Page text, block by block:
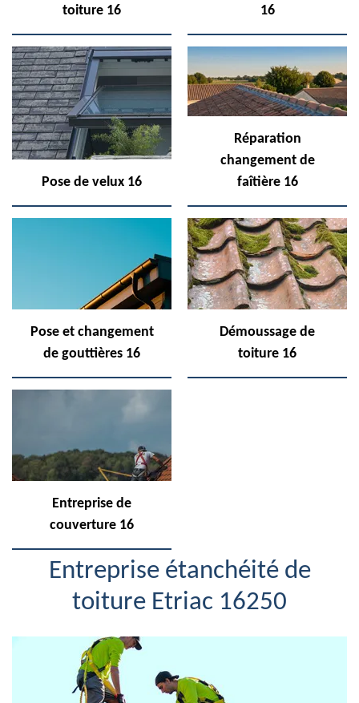
toiture 16
16
Pose de velux 16
Réparation
changement de
faîtière 16
Pose et changement
de gouttières 16
Démoussage de
toiture 16
Entreprise de
couverture 16
Entreprise étanchéité de
toiture Etriac 16250